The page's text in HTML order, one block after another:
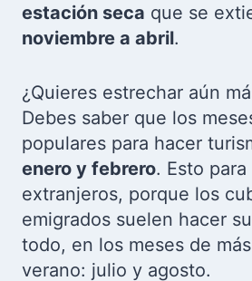
estación seca que se
noviembre a abril.
¿Quieres estrechar aún
Debes saber que los
populares para hacer
enero y febrero. Esto
extranjeros, porque los
emigrados suelen hacer
todo, en los meses de
verano: julio y agosto.